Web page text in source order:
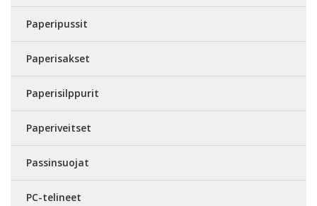
Paperipussit
Paperisakset
Paperisilppurit
Paperiveitset
Passinsuojat
PC-telineet